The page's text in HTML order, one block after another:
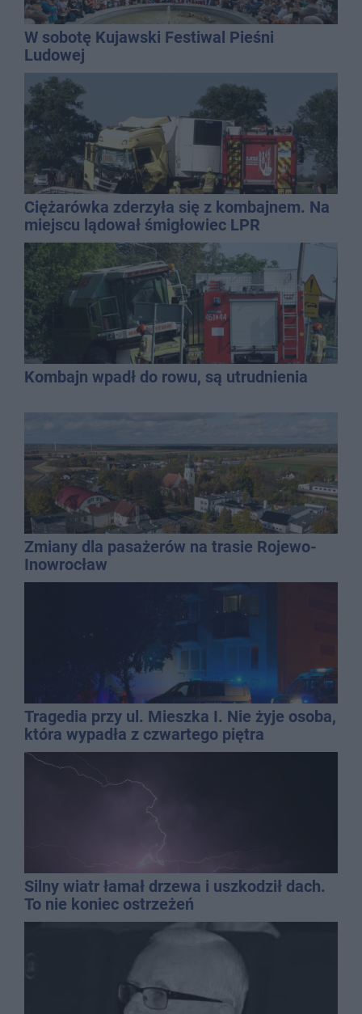
W sobotę Kujawski Festiwal Pieśni
Ludowej
Ciężarówka zderzyła się z kombajnem. Na
miejscu lądował śmigłowiec LPR
Kombajn wpadł do rowu, są utrudnienia
Zmiany dla pasażerów na trasie Rojewo-
Inowrocław
Tragedia przy ul. Mieszka I. Nie żyje osoba,
która wypadła z czwartego piętra
Silny wiatr łamał drzewa i uszkodził dach.
To nie koniec ostrzeżeń